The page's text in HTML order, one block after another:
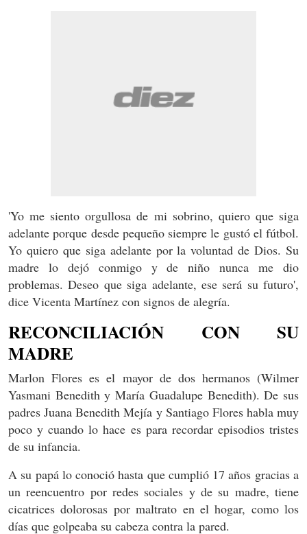
'Yo me siento orgullosa de mi sobrino, quiero que siga
adelante porque desde pequeño siempre le gustó el fútbol.
Yo quiero que siga adelante por la voluntad de Dios. Su
madre lo dejó conmigo y de niño nunca me dio
problemas. Deseo que siga adelante, ese será su futuro',
dice Vicenta Martínez con signos de alegría.
RECONCILIACIÓN CON SU
MADRE
Marlon Flores es el mayor de dos hermanos (Wilmer
Yasmani Benedith y María Guadalupe Benedith). De sus
padres Juana Benedith Mejía y Santiago Flores habla muy
poco y cuando lo hace es para recordar episodios tristes
de su infancia.
A su papá lo conoció hasta que cumplió 17 años gracias a
un reencuentro por redes sociales y de su madre, tiene
cicatrices dolorosas por maltrato en el hogar, como los
días que golpeaba su cabeza contra la pared.